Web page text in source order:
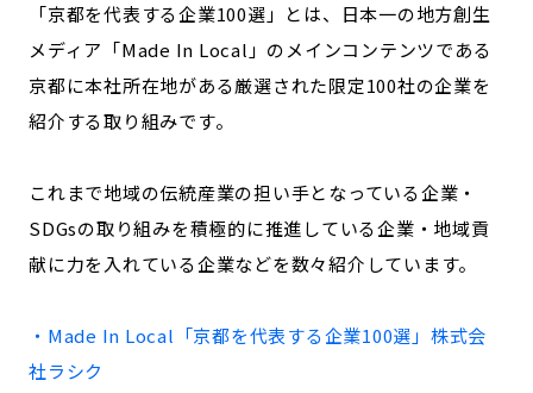
プレスリリース
行政連携記事
MILCプロジェクト
記事ライター
「京都を代表する企業100選」とは、日本一の地方創生
メディア「Made In Local」のメインコンテンツである
京都に本社所在地がある厳選された限定100社の企業を
紹介する取り組みです。
これまで地域の伝統産業の担い手となっている企業・
SDGsの取り組みを積極的に推進している企業・地域貢
献に力を入れている企業などを数々紹介しています。
・Made In Local「京都を代表する企業100選」 株式会
社ラシク